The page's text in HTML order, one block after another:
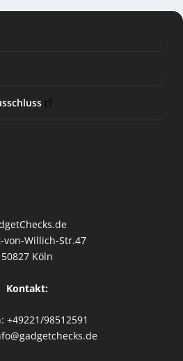
von-Willich-Str.47
50827 Köln
Kontakt:
+49221/98512591